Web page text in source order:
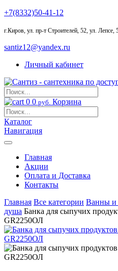
+7(8332)50-41-12
г.Киров, ул. пр-т Строителей, 52, ул.
santiz12@yandex.ru
Личный кабинет
0 0 руб. Корзина
Каталог
Навигация
Главная
Акции
Оплата и Доставка
Контакты
Главная Все категории Ванны и
душа Банка для сыпучих
GR2250ОЛ